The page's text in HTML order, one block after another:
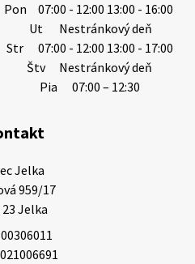
1/ Vážení obyvatelia!S
oznamujeme, že vo veku
Tanková, rodená
bude dňa 6.08.20…
Pon
07:00 - 12:00 13:00 - 16:00
Ut
Nestránkový deň
Str
07:00 - 12:00 13:00 - 17:00
Štv
Nestránkový deň
Pia
07:00 – 12:30
Jelka
959/17
23 Jelka